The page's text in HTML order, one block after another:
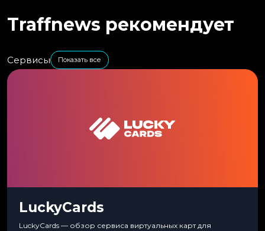
Traffnews рекомендует
Сервисы Показать все
LuckyCards
LuckyCards — обзор сервиса виртуальных карт для